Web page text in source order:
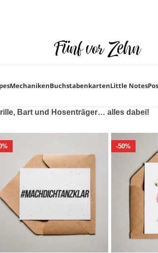
MechanikenBuchstabenkartenLittle Notes
Bart und Hosenträger… alles dabei!
-50%